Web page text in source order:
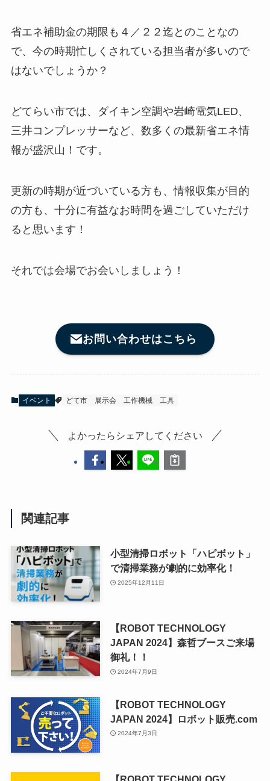
省エネ補助金の期限も４／２２迄とのことなの
で、今の時期忙しくされている担当者が多いので
はないでしょうか？
どてらい市では、ダイキン空調や岩崎電気LED、
三井コンプレッサーなど、数多くの最新省エネ情
報が盛沢山！です。
更新の時期が近づいている方も、情報収集が目的
の方も、十分に有益なお時間を過ごしていただけ
ると思います！
それでは会場でお会いしましょう！
お問い合わせはこちら
イベント どて市 展示会 工作機械 工具
よかったらシェアしてください
関連記事
小型清掃ロボット「ハピボット」
で清掃業務が劇的に効率化！
2025年12月11日
【ROBOT TECHNOLOGY
JAPAN 2024】森哲ブースご来場
御礼！！
2024年7月9日
【ROBOT TECHNOLOGY
JAPAN 2024】ロボット販売.com
2024年7月3日